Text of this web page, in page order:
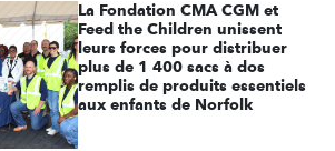
La Fondation CMA CGM et
Feed the Children unissent
leurs forces pour distribuer
plus de 1 400 sacs à dos
remplis de produits essentiels
aux enfants de Norfolk